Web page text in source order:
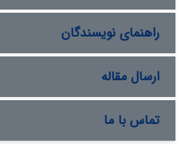
راهنمای نویسندگان
ارسال مقاله
تماس با ما